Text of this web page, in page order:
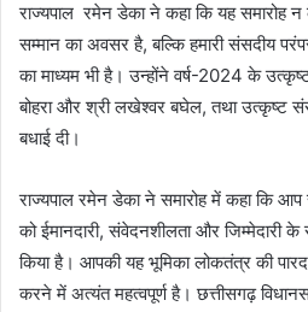
राज्यपाल रमेन डेका ने कहा कि यह समारोह
सम्मान का अवसर है, बल्कि हमारी संसदीय
का माध्यम भी है। उन्होंने वर्ष-2024 के
बोहरा और श्री लखेश्वर बघेल, तथा उत्कृष्ट
बधाई दी।
राज्यपाल रमेन डेका ने समारोह में कहा कि आप
को ईमानदारी, संवेदनशीलता और जिम्मेदारी
किया है। आपकी यह भूमिका लोकतंत्र की
करने में अत्यंत महत्वपूर्ण है। छत्तीसगढ़